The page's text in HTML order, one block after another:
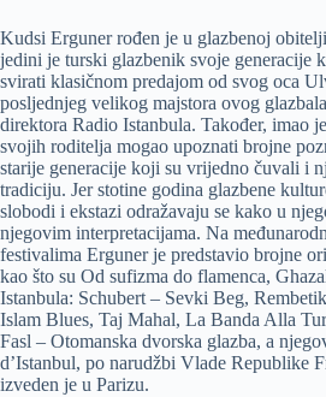
Kudsi Erguner rođen je u glazbenoj
jedini je turski glazbenik svoje generacije
svirati klasičnom predajom od svog oca
posljednjeg velikog majstora ovog
direktora Radio Istanbula. Također, imao
svojih roditelja mogao upoznati brojne
starije generacije koji su vrijedno čuvali i
tradiciju. Jer stotine godina glazbene
slobodi i ekstazi odražavaju se kako u
njegovim interpretacijama. Na
festivalima Erguner je predstavio brojne
kao što su Od sufizma do flamenca,
Istanbula: Schubert – Sevki Beg,
Islam Blues, Taj Mahal, La Banda Alla
Fasl – Otomanska dvorska glazba, a
d’Istanbul, po narudžbi Vlade Republike
izveden je u Parizu.